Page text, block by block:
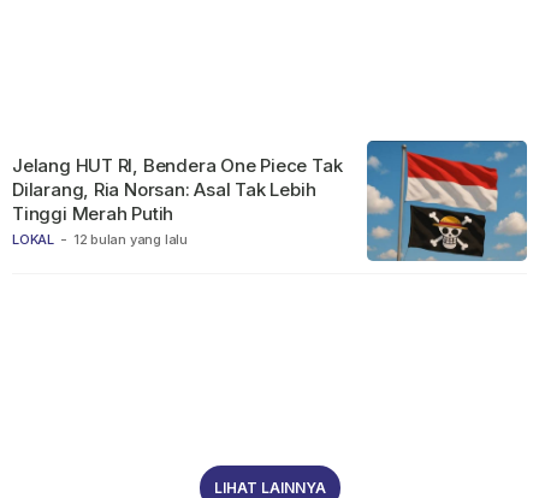
LOKAL - 12 bulan yang lalu
Jelang HUT RI, Bendera One Piece Tak
Dilarang, Ria Norsan: Asal Tak Lebih
Tinggi Merah Putih
LIHAT LAINNYA